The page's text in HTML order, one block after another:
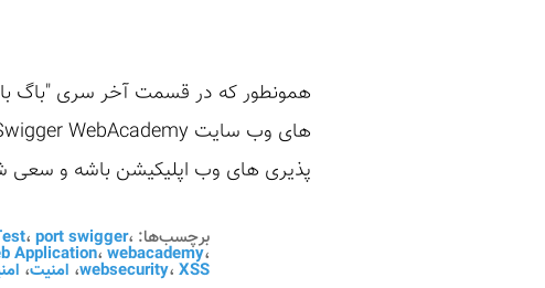
پذیری های وب اپلیکیشن باشه و
برچسب‌ها: ، port swigger،
Application، webacademy،
websecurity، XSS ، امنیت،